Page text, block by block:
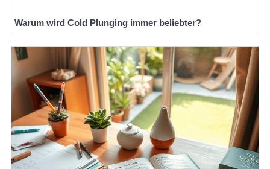
Warum wird Cold Plunging immer beliebter?